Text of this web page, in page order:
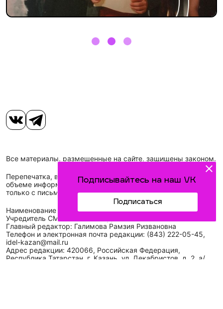
Подписывайтесь на наш VK
Подписаться
Все материалы, размещенные на сайте, защищены законом.
Перепечатка, воспроизведение и распространение в любом
объеме информации, размещенной на сайте, возможна
только с письменного согласия редакций СМИ.
Наименование сетевого издания: Идел-Идель
Учредитель СМИ: АО «ТАТМЕДИА»
Главный редактор: Галимова Рамзия Ризвановна
Телефон и электронная почта редакции: (843) 222-05-45,
idel-kazan@mail.ru
Адрес редакции: 420066, Российская Федерация,
Республика Татарстан, г. Казань, ул. Декабристов, д. 2, а/